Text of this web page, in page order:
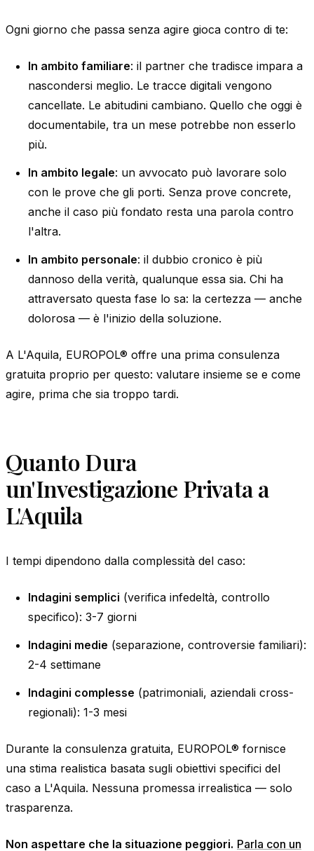
Ogni giorno che passa senza agire gioca contro di te:
In ambito familiare: il partner che tradisce impara a
nascondersi meglio. Le tracce digitali vengono
cancellate. Le abitudini cambiano. Quello che oggi è
documentabile, tra un mese potrebbe non esserlo
più.
In ambito legale: un avvocato può lavorare solo
con le prove che gli porti. Senza prove concrete,
anche il caso più fondato resta una parola contro
l'altra.
In ambito personale: il dubbio cronico è più
dannoso della verità, qualunque essa sia. Chi ha
attraversato questa fase lo sa: la certezza — anche
dolorosa — è l'inizio della soluzione.
A L'Aquila, EUROPOL® offre una prima consulenza
gratuita proprio per questo: valutare insieme se e come
agire, prima che sia troppo tardi.
Quanto Dura
un'Investigazione Privata a
L'Aquila
I tempi dipendono dalla complessità del caso:
Indagini semplici (verifica infedeltà, controllo
specifico): 3-7 giorni
Indagini medie (separazione, controversie familiari):
2-4 settimane
Indagini complesse (patrimoniali, aziendali cross-
regionali): 1-3 mesi
Durante la consulenza gratuita, EUROPOL® fornisce
una stima realistica basata sugli obiettivi specifici del
caso a L'Aquila. Nessuna promessa irrealistica — solo
trasparenza.
Non aspettare che la situazione peggiori. Parla con un